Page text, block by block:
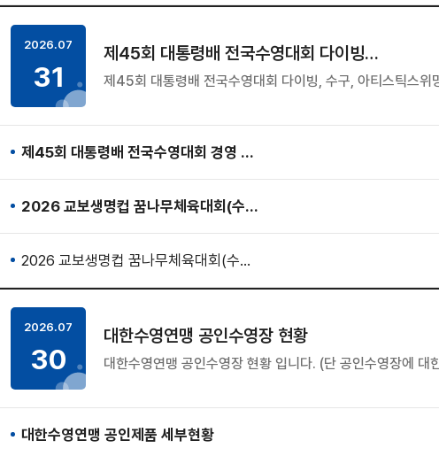
2026.07
31
제45회 대통령배 전국수영대회 다이빙…
제45회 대통령배 전국수영대회 다이빙, 수구, 아티스틱스
제45회 대통령배 전국수영대회 경영 …
2026 교보생명컵 꿈나무체육대회(수…
2026 교보생명컵 꿈나무체육대회(수…
2026.07
30
대한수영연맹 공인수영장 현황
대한수영연맹 공인수영장 현황 입니다. (단 공인수영장에 대
대한수영연맹 공인제품 세부현황